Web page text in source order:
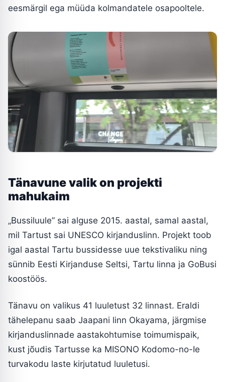
eesmärgil ega müüda kolmandatele osapooltele.
Tänavune valik on projekti
mahukaim
„Bussiluule” sai alguse 2015. aastal, samal aastal,
mil Tartust sai UNESCO kirjanduslinn. Projekt toob
igal aastal Tartu bussidesse uue tekstivaliku ning
sünnib Eesti Kirjanduse Seltsi, Tartu linna ja GoBusi
koostöös.
Tänavu on valikus 41 luuletust 32 linnast. Eraldi
tähelepanu saab Jaapani linn Okayama, järgmise
kirjanduslinnade aastakohtumise toimumispaik,
kust jõudis Tartusse ka MISONO Kodomo-no-Ie
turvakodu laste kirjutatud luuletusi.